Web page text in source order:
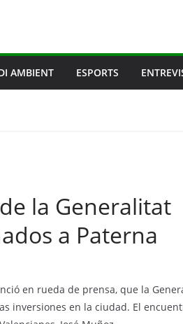
AMBIENT ESPORTS
la Generalitat
a Paterna
en rueda de prensa, que la
inversiones en la ciudad. El